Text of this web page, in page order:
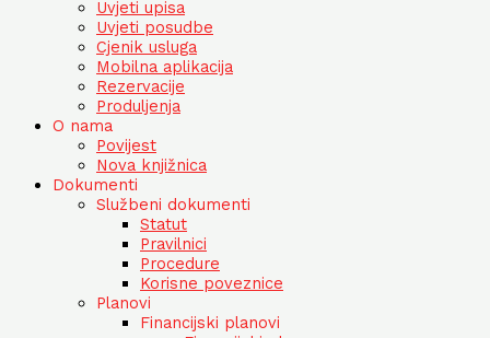
Uvjeti upisa
Uvjeti posudbe
Cjenik usluga
Mobilna aplikacija
Rezervacije
Produljenja
O nama
Povijest
Nova knjižnica
Dokumenti
Službeni dokumenti
Statut
Pravilnici
Procedure
Korisne poveznice
Planovi
Financijski planovi